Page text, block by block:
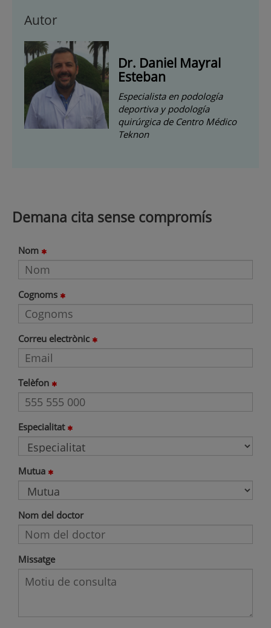
Autor
Dr. Daniel Mayral
Esteban
Especialista en podología
deportiva y podología
quirúrgica de Centro Médico
Teknon
Demana cita sense compromís
Nom
Cognoms
Correu electrònic
Telèfon
Especialitat
Mutua
Nom del doctor
Missatge